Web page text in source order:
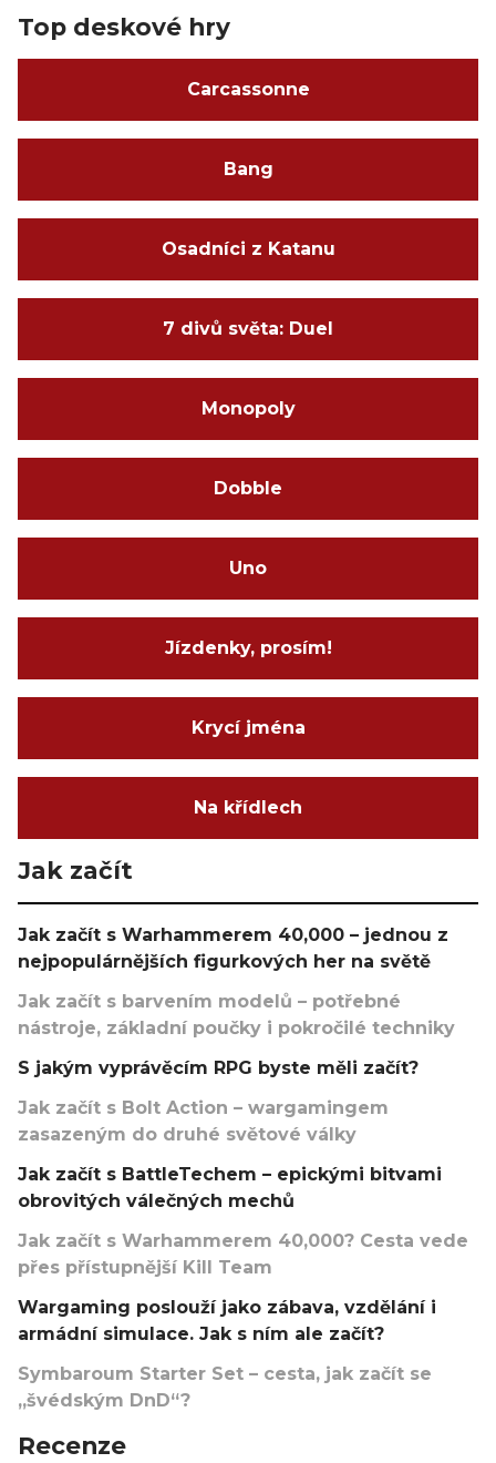
Top deskové hry
Carcassonne
Bang
Osadníci z Katanu
7 divů světa: Duel
Monopoly
Dobble
Uno
Jízdenky, prosím!
Krycí jména
Na křídlech
Jak začít
Jak začít s Warhammerem 40,000 – jednou z
nejpopulárnějších figurkových her na světě
Jak začít s barvením modelů – potřebné
nástroje, základní poučky i pokročilé techniky
S jakým vyprávěcím RPG byste měli začít?
Jak začít s Bolt Action – wargamingem
zasazeným do druhé světové války
Jak začít s BattleTechem – epickými bitvami
obrovitých válečných mechů
Jak začít s Warhammerem 40,000? Cesta vede
přes přístupnější Kill Team
Wargaming poslouží jako zábava, vzdělání i
armádní simulace. Jak s ním ale začít?
Symbaroum Starter Set – cesta, jak začít se
„švédským DnD“?
Recenze